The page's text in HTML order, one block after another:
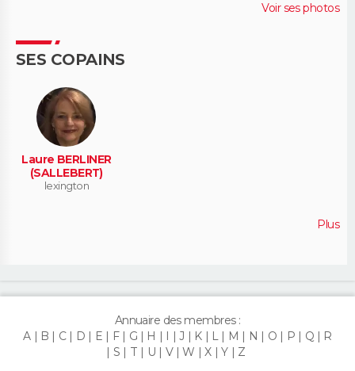
Voir ses photos
SES COPAINS
Laure BERLINER
(SALLEBERT)
lexington
Plus
Annuaire des membres :
A
B C D E F G H I J K L M N O P Q
R
S
T U V W X Y Z